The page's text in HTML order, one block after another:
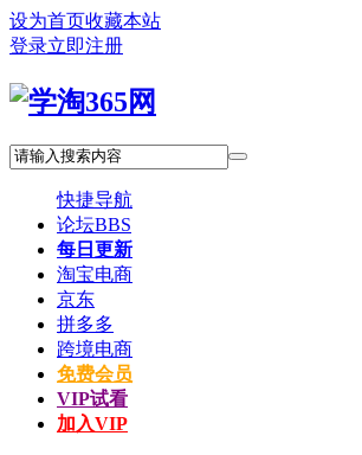
设为首页收藏本站
登录立即注册
快捷导航
论坛BBS
每日更新
淘宝电商
京东
拼多多
跨境电商
免费会员
VIP试看
加入VIP